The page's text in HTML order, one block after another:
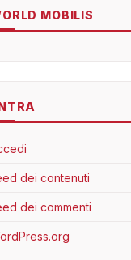
MOBILIS
dei contenuti
dei commenti